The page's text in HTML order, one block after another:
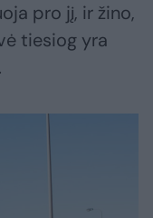
pro jį, ir žino,
tiesiog yra